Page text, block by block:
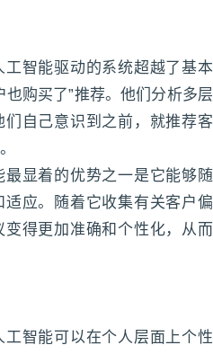
工智能驱动的系统超越了基本
也购买了”推荐。他们分析多层
们自己意识到之前，就推荐客
最显着的优势之一是它能够随
应。随着它收集有关客户偏
得更加准确和个性化，从而
智能可以在个人层面上个性